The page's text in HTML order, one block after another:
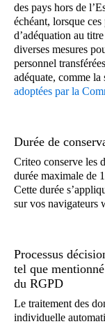
d’une
placés
chaque
ou le nom
Adresse
Données
Adresse
Données
Le
Criteo
des pays hors de
échéant, lorsque
d’adéquation au
diverses mesures
personnel
adéquate, comme la
adoptées par la
Durée de
Criteo conserve les
durée maximale de
Cette durée
sur vos navigateurs
Processus
tel que
du RGPD
Le traitement des
individuelle